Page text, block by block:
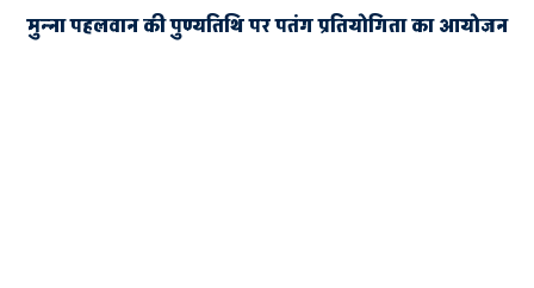
मुन्ना पहलवान की पुण्यतिथि पर पतंग प्रतियोगिता का आयोजन